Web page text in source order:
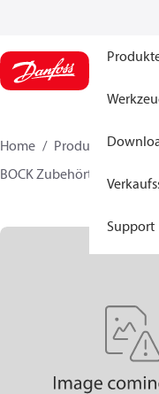
Support
Home Produkte
BOCK Zubehörteile